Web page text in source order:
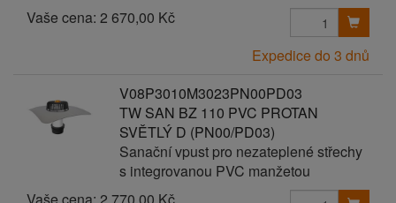
Vaše cena: 2 670,00 Kč
Expedice do 3 dnů
V08P3010M3023PN00PD03
TW SAN BZ 110 PVC PROTAN
SVĚTLÝ D (PN00/PD03)
Sanační vpust pro nezateplené střechy
s integrovanou PVC manžetou